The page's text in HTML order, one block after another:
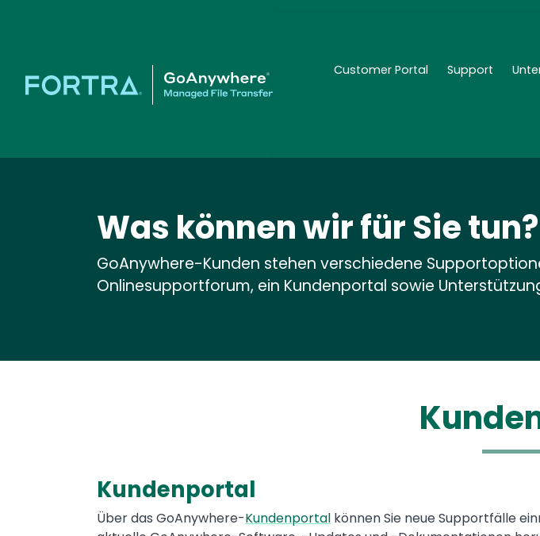
Secondary Navigation - Deutsch
Customer Portal Support
Was können wir für Sie tun?
GoAnywhere-Kunden stehen verschiedene
Onlinesupportforum, ein Kundenportal sowie
Text
Kundenportal
Über das GoAnywhere-Kundenportal können Sie neue Supportfälle